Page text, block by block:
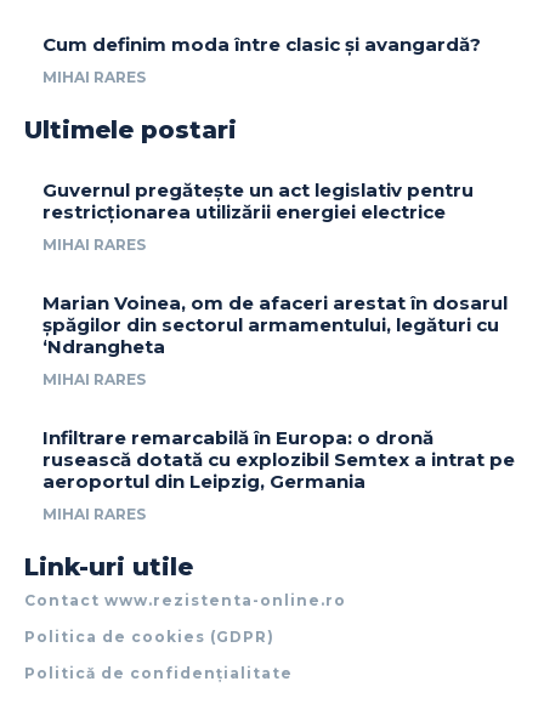
Cum definim moda între clasic și avangardă?
MIHAI RARES
Ultimele postari
Guvernul pregătește un act legislativ pentru
restricționarea utilizării energiei electrice
MIHAI RARES
Marian Voinea, om de afaceri arestat în dosarul
șpăgilor din sectorul armamentului, legături cu
‘Ndrangheta
MIHAI RARES
Infiltrare remarcabilă în Europa: o dronă
rusească dotată cu explozibil Semtex a intrat pe
aeroportul din Leipzig, Germania
MIHAI RARES
Link-uri utile
Contact www.rezistenta-online.ro
Politica de cookies (GDPR)
Politică de confidențialitate